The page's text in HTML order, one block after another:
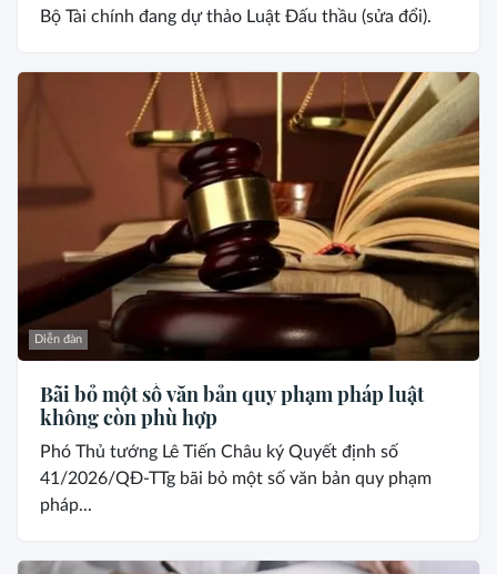
Bộ Tài chính đang dự thảo Luật Đấu thầu (sửa đổi).
Diễn đàn
Bãi bỏ một số văn bản quy phạm pháp luật
không còn phù hợp
Phó Thủ tướng Lê Tiến Châu ký Quyết định số
41/2026/QĐ-TTg bãi bỏ một số văn bản quy phạm
pháp...